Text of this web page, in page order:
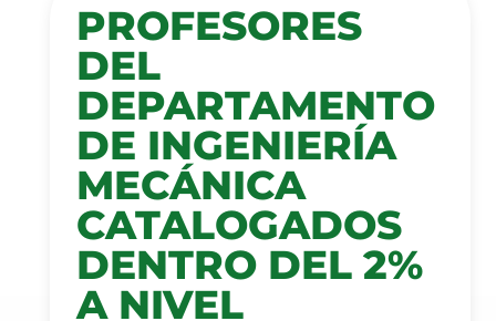
PROFESORES
DEL
DEPARTAMENTO
DE INGENIERÍA
MECÁNICA
CATALOGADOS
DENTRO DEL 2%
A NIVEL